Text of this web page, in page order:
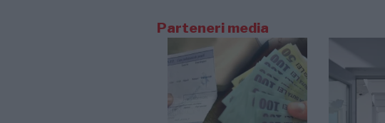
Parteneri media